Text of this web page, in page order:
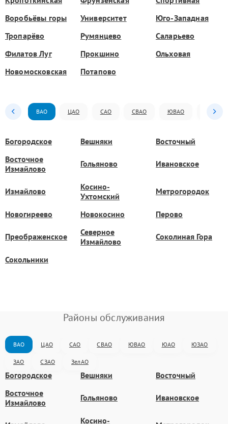
Воробьёвы горы
Университет
Юго-Западная
Тропарёво
Румянцево
Саларьево
Филатов Луг
Прокшино
Ольховая
Новомосковская
Потапово
ВАО ЦАО САО СВАО ЮВАО ЮАО
Богородское Вешняки
Восточный
Восточное
Измайлово
Гольяново Ивановское
Измайлово
Косино-
Ухтомский
Метрогородок
Новогиреево Новокосино Перово
Преображенское
Северное
Измайлово
Соколиная Гора
Сокольники
Районы обслуживания
ВАО ЦАО САО СВАО ЮВАО ЮАО ЮЗАО
ЗАО СЗАО ЗелАО
Богородское Вешняки
Восточный
Восточное
Измайлово
Гольяново Ивановское
Косино-